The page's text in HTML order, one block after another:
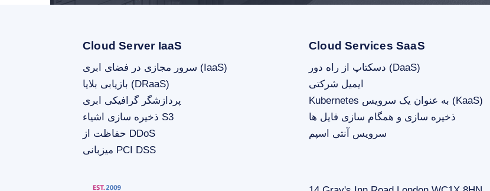
Cloud Server IaaS
سرور مجازی در فضای ابری (IaaS)
بازیابی بلایا (DRaaS)
پردازشگر گرافیکی ابری
ذخیره سازی اشیاء S3
حفاظت از DDoS
میزبانی PCI DSS
Cloud Services SaaS
دسکتاپ از راه دور (DaaS)
ایمیل شرکتی
Kubernetes به عنوان یک سرویس (KaaS)
ذخیره سازی و همگام سازی فایل ها
سرویس آنتی اسپم